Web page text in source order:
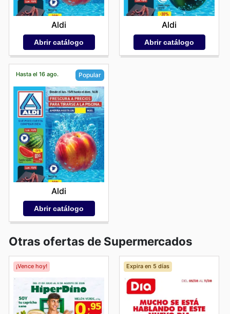
Aldi
Abrir catálogo
Aldi
Abrir catálogo
Hasta el 16 ago. Popular
Aldi
Abrir catálogo
Otras ofertas de Supermercados
¡Vence hoy! Expira en 5 días